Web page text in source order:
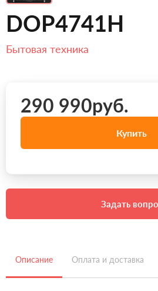
DOP4741H
Бытовая техника
290 990руб.
Купить
Задать
Описание Оплата и доставка